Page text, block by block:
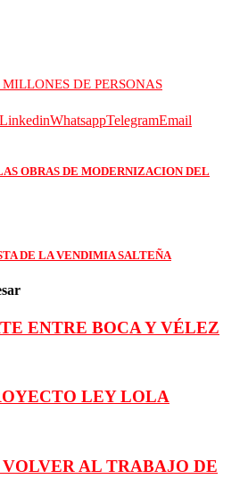
DE PERSONAS
LinkedinWhatsappTelegramEmail
OBRAS DE MODERNIZACION DEL
DE LA VENDIMIA SALTEÑA
ENTRE BOCA Y VÉLEZ
LEY LOLA
AL TRABAJO DE